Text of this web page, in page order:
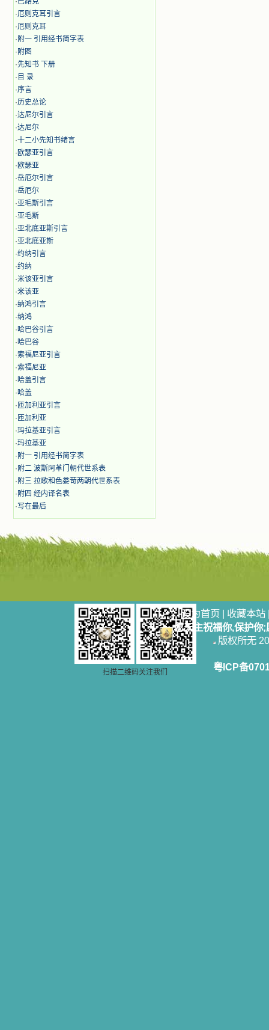
·厄则克耳引言
·厄则克耳
· 附一 引用经书简字表
· 附图
·先知书 下册
· 目 录
·序言
·历史总论
·达尼尔引言
·达尼尔
·十二小先知书绪言
·欧瑟亚引言
·欧瑟亚
·岳厄尔引言
·岳厄尔
·亚毛斯引言
·亚毛斯
·亚北底亚斯引言
·亚北底亚斯
·约纳引言
·约纳
·米该亚引言
·米该亚
·纳鸿引言
·纳鸿
·哈巴谷引言
·哈巴谷
·索福尼亚引言
·索福尼亚
·哈盖引言
·哈盖
· 匝加利亚引言
· 匝加利亚
·玛拉基亚引言
·玛拉基亚
· 附一 引用经书简字表
· 附二 波斯阿革门朝代世系表
· 附三 拉歌和色娄苛两朝代世系表
· 附四 经内译名表
·写在最后
扫描二维码关注我们
设为首页 | 收藏本站
愿天主祝福你,保护你
版权所无
粤ICP备